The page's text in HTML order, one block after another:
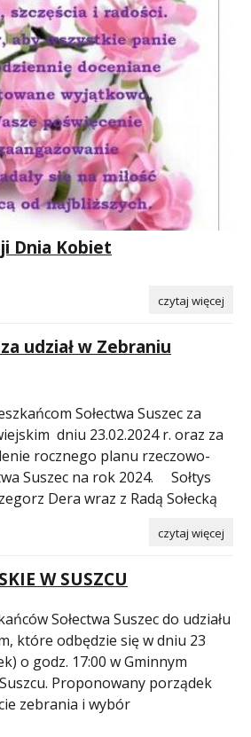
Dnia Kobiet
czytaj więcej
udział w Zebraniu
Sołectwa Suszec za
dniu 23.02.2024 r. oraz za
rocznego planu rzeczowo-
Suszec na rok 2024. Sołtys
Dera wraz z Radą Sołecką
czytaj więcej
W SUSZCU
Sołectwa Suszec do udziału
które odbędzie się w dniu 23
o godz. 17:00 w Gminnym
Proponowany porządek
zebrania i wybór